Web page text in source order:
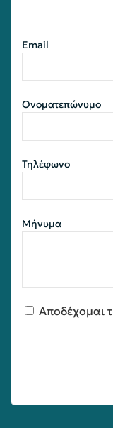
Email
Ονοματεπώνυμο
Τηλέφωνο
Μήνυμα
Αποδέχομαι